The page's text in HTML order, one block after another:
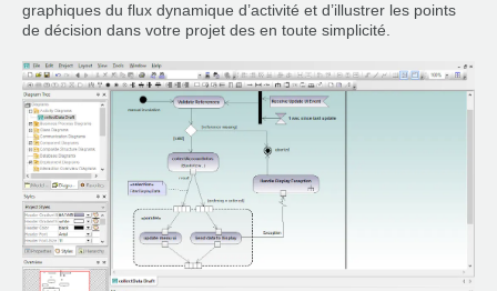
graphiques du flux dynamique d’activité et d’illustrer les points
de décision dans votre projet des en toute simplicité.